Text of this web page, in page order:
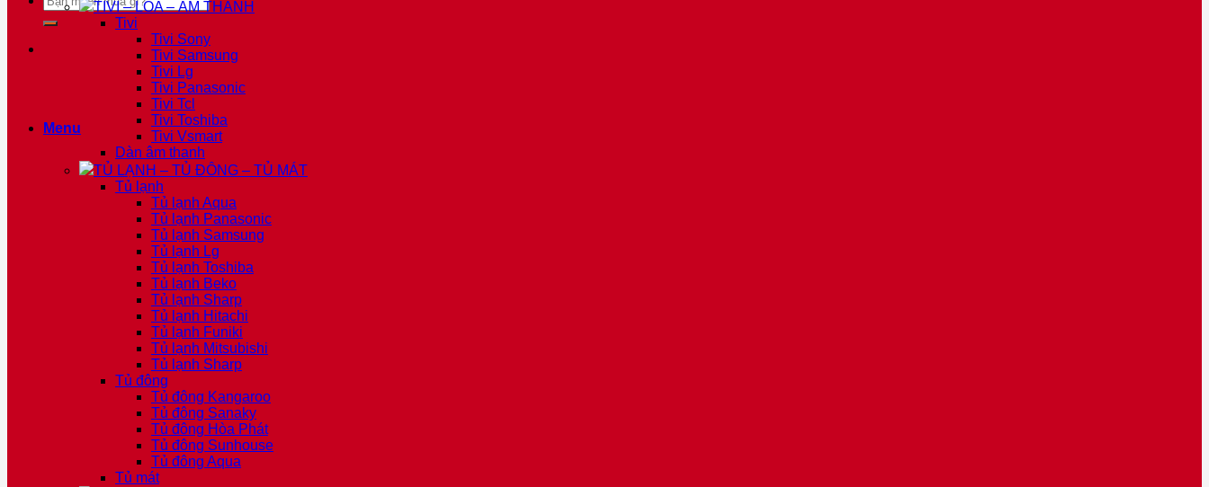
kiếm:
Menu
TIVI – LOA – ÂM THANH
Tivi
Tivi Sony
Tivi Samsung
Tivi Lg
Tivi Panasonic
Tivi Tcl
Tivi Toshiba
Tivi Vsmart
Dàn âm thanh
TỦ LẠNH – TỦ ĐÔNG – TỦ MÁT
Tủ lạnh
Tủ lạnh Aqua
Tủ lạnh Panasonic
Tủ lạnh Samsung
Tủ lạnh Lg
Tủ lạnh Toshiba
Tủ lạnh Beko
Tủ lạnh Sharp
Tủ lạnh Hitachi
Tủ lạnh Funiki
Tủ lạnh Mitsubishi
Tủ lạnh Sharp
Tủ đông
Tủ đông Kangaroo
Tủ đông Sanaky
Tủ đông Hòa Phát
Tủ đông Sunhouse
Tủ đông Aqua
Tủ mát